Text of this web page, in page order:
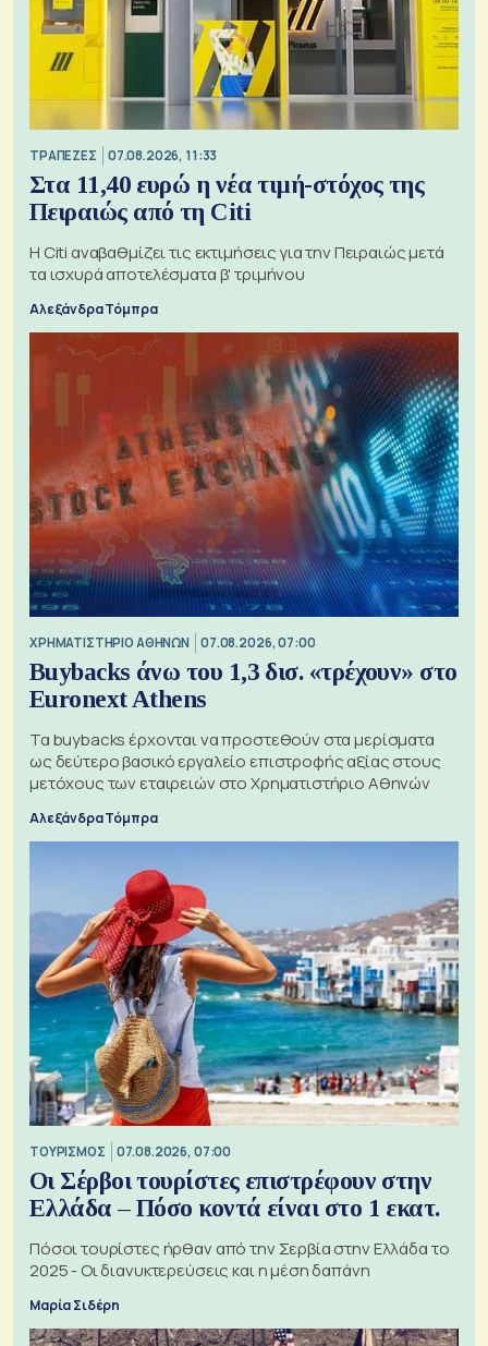
ΤΡΑΠΕΖΕΣ 07.08.2026, 11:33
Στα 11,40 ευρώ η νέα τιμή-στόχος της
Πειραιώς από τη Citi
Η Citi αναβαθμίζει τις εκτιμήσεις για την Πειραιώς μετά
τα ισχυρά αποτελέσματα β' τριμήνου
Αλεξάνδρα Τόμπρα
XΡΗΜΑΤΙΣΤΗΡΙΟ ΑΘΗΝΩΝ 07.08.2026, 07:00
Buybacks άνω του 1,3 δισ. «τρέχουν» στο
Euronext Athens
Τα buybacks έρχονται να προστεθούν στα μερίσματα
ως δεύτερο βασικό εργαλείο επιστροφής αξίας στους
μετόχους των εταιρειών στο Χρηματιστήριο Αθηνών
Αλεξάνδρα Τόμπρα
ΤΟΥΡΙΣΜΟΣ 07.08.2026, 07:00
Οι Σέρβοι τουρίστες επιστρέφουν στην
Ελλάδα – Πόσο κοντά είναι στο 1 εκατ.
Πόσοι τουρίστες ήρθαν από την Σερβία στην Ελλάδα το
2025 - Οι διανυκτερεύσεις και η μέση δαπάνη
Μαρία Σιδέρη